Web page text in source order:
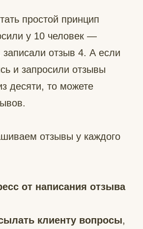
простой принцип
у 10 человек —
записали отзыв 4. А если
и запросили отзывы
десяти, то можете
отзывы у каждого
от написания отзыва
клиенту вопросы,